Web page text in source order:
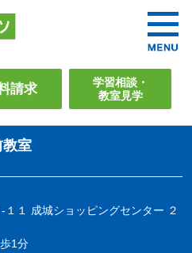
請求
学習相談・
教室見学
教室
１ 成城ショッピングセンター ２
1分